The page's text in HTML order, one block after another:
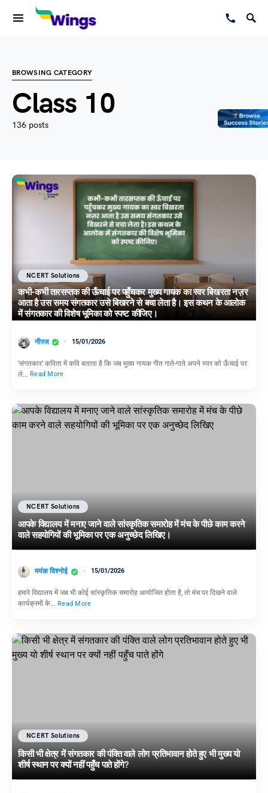
BROWSING CATEGORY
Class 10
136 posts
NCERT Solutions
कभी-कभी तारसप्तक की ऊँचाई पर पहुँचकर मुख्य गायक का स्वर बिखरता नज़र
आता है उस समय संगतकार उसे बिखरने से बचा लेता है। इस कथन के आलोक
में संगतकार की विशेष भूमिका को स्पष्ट कीजिए।
नीरज 15/01/2026
‘संगतकार’ कविता में कवि बताता है कि जब मुख्य गायक गीत गाते-गाते अपने स्वर को ऊँचाई पर
ले… Read More
NCERT Solutions
आपके विद्यालय में मनाए जाने वाले सांस्कृतिक समारोह में मंच के पीछे काम करने
वाले सहयोगियों की भूमिका पर एक अनुच्छेद लिखिए।
मयंक विश्नोई 15/01/2026
हमारे विद्यालय में जब भी कोई सांस्कृतिक समारोह आयोजित होता है, तो मंच पर दिखने वाले
कार्यक्रमों के… Read More
NCERT Solutions
किसी भी क्षेत्र में संगतकार की पंक्ति वाले लोग प्रतिभावान होते हुए भी मुख्य यो
शीर्ष स्थान पर क्यों नहीं पहुँच पाते होंगे?